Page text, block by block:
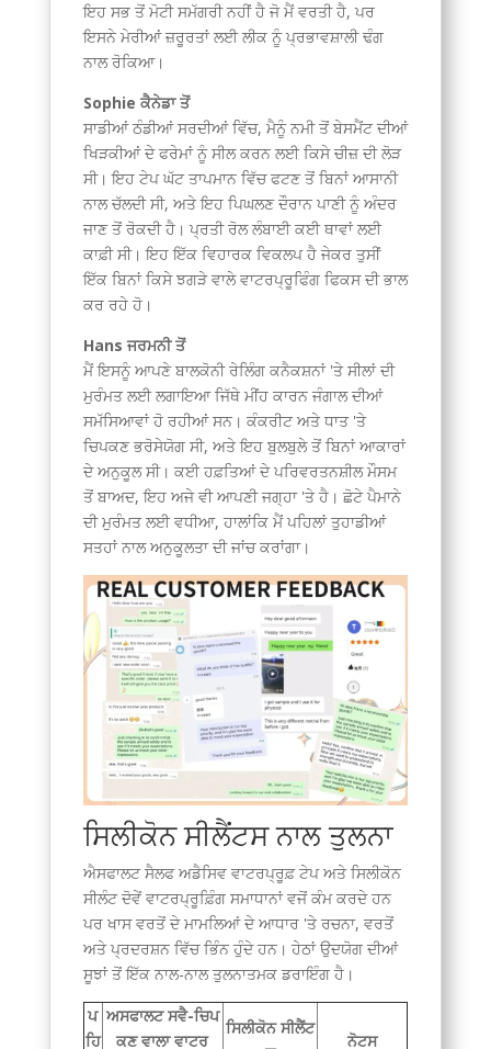
ਇਹ ਸਭ ਤੋਂ ਮੋਟੀ ਸਮੱਗਰੀ ਨਹੀਂ ਹੈ ਜੋ ਮੈਂ ਵਰਤੀ ਹੈ, ਪਰ
ਇਸਨੇ ਮੇਰੀਆਂ ਜ਼ਰੂਰਤਾਂ ਲਈ ਲੀਕ ਨੂੰ ਪ੍ਰਭਾਵਸ਼ਾਲੀ ਢੰਗ
ਨਾਲ ਰੋਕਿਆ।
Sophie ਕੈਨੇਡਾ ਤੋਂ
ਸਾਡੀਆਂ ਠੰਡੀਆਂ ਸਰਦੀਆਂ ਵਿੱਚ, ਮੈਨੂੰ ਨਮੀ ਤੋਂ ਬੇਸਮੈਂਟ ਦੀਆਂ
ਖਿੜਕੀਆਂ ਦੇ ਫਰੇਮਾਂ ਨੂੰ ਸੀਲ ਕਰਨ ਲਈ ਕਿਸੇ ਚੀਜ਼ ਦੀ ਲੋੜ
ਸੀ। ਇਹ ਟੇਪ ਘੱਟ ਤਾਪਮਾਨ ਵਿੱਚ ਫਟਣ ਤੋਂ ਬਿਨਾਂ ਆਸਾਨੀ
ਨਾਲ ਚੱਲਦੀ ਸੀ, ਅਤੇ ਇਹ ਪਿਘਲਣ ਦੌਰਾਨ ਪਾਣੀ ਨੂੰ ਅੰਦਰ
ਜਾਣ ਤੋਂ ਰੋਕਦੀ ਹੈ। ਪ੍ਰਤੀ ਰੋਲ ਲੰਬਾਈ ਕਈ ਥਾਵਾਂ ਲਈ
ਕਾਫ਼ੀ ਸੀ। ਇਹ ਇੱਕ ਵਿਹਾਰਕ ਵਿਕਲਪ ਹੈ ਜੇਕਰ ਤੁਸੀਂ
ਇੱਕ ਬਿਨਾਂ ਕਿਸੇ ਝਗੜੇ ਵਾਲੇ ਵਾਟਰਪ੍ਰੂਫਿੰਗ ਫਿਕਸ ਦੀ ਭਾਲ
ਕਰ ਰਹੇ ਹੋ।
Hans ਜਰਮਨੀ ਤੋਂ
ਮੈਂ ਇਸਨੂੰ ਆਪਣੇ ਬਾਲਕੋਨੀ ਰੇਲਿੰਗ ਕਨੈਕਸ਼ਨਾਂ 'ਤੇ ਸੀਲਾਂ ਦੀ
ਮੁਰੰਮਤ ਲਈ ਲਗਾਇਆ ਜਿੱਥੇ ਮੀਂਹ ਕਾਰਨ ਜੰਗਾਲ ਦੀਆਂ
ਸਮੱਸਿਆਵਾਂ ਹੋ ਰਹੀਆਂ ਸਨ। ਕੰਕਰੀਟ ਅਤੇ ਧਾਤ 'ਤੇ
ਚਿਪਕਣ ਭਰੋਸੇਯੋਗ ਸੀ, ਅਤੇ ਇਹ ਬੁਲਬੁਲੇ ਤੋਂ ਬਿਨਾਂ ਆਕਾਰਾਂ
ਦੇ ਅਨੁਕੂਲ ਸੀ। ਕਈ ਹਫ਼ਤਿਆਂ ਦੇ ਪਰਿਵਰਤਨਸ਼ੀਲ ਮੌਸਮ
ਤੋਂ ਬਾਅਦ, ਇਹ ਅਜੇ ਵੀ ਆਪਣੀ ਜਗ੍ਹਾ 'ਤੇ ਹੈ। ਛੋਟੇ ਪੈਮਾਨੇ
ਦੀ ਮੁਰੰਮਤ ਲਈ ਵਧੀਆ, ਹਾਲਾਂਕਿ ਮੈਂ ਪਹਿਲਾਂ ਤੁਹਾਡੀਆਂ
ਸਤਹਾਂ ਨਾਲ ਅਨੁਕੂਲਤਾ ਦੀ ਜਾਂਚ ਕਰਾਂਗਾ।
ਸਿਲੀਕੋਨ ਸੀਲੈਂਟਸ ਨਾਲ ਤੁਲਨਾ
ਐਸਫਾਲਟ ਸੈਲਫ ਅਡੈਸਿਵ ਵਾਟਰਪ੍ਰੂਫ਼ ਟੇਪ ਅਤੇ ਸਿਲੀਕੋਨ
ਸੀਲੰਟ ਦੋਵੇਂ ਵਾਟਰਪ੍ਰੂਫ਼ਿੰਗ ਸਮਾਧਾਨਾਂ ਵਜੋਂ ਕੰਮ ਕਰਦੇ ਹਨ
ਪਰ ਖਾਸ ਵਰਤੋਂ ਦੇ ਮਾਮਲਿਆਂ ਦੇ ਆਧਾਰ 'ਤੇ ਰਚਨਾ, ਵਰਤੋਂ
ਅਤੇ ਪ੍ਰਦਰਸ਼ਨ ਵਿੱਚ ਭਿੰਨ ਹੁੰਦੇ ਹਨ। ਹੇਠਾਂ ਉਦਯੋਗ ਦੀਆਂ
ਸੂਝਾਂ ਤੋਂ ਇੱਕ ਨਾਲ-ਨਾਲ ਤੁਲਨਾਤਮਕ ਡਰਾਇੰਗ ਹੈ।
ਪ
ਹਿ
ਅਸਫਾਲਟ ਸਵੈ-ਚਿਪ
ਕਣ ਵਾਲਾ ਵਾਟਰ
ਸਿਲੀਕੋਨ ਸੀਲੈਂਟ
ਨੋਟਸ